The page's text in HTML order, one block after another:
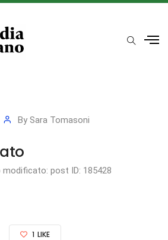
By Sara Tomasoni
post ID: 185428
1 LIKE